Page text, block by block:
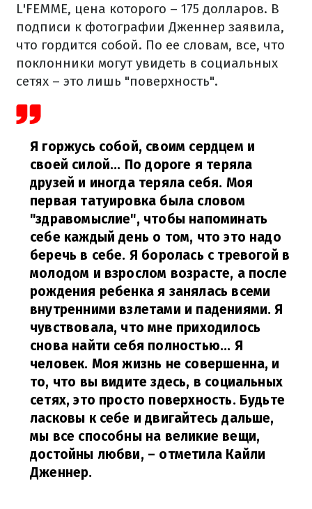
L'FEMME, цена которого – 175 долларов. В
подписи к фотографии Дженнер заявила,
что гордится собой. По ее словам, все, что
поклонники могут увидеть в социальных
сетях – это лишь "поверхность".
Я горжусь собой, своим сердцем и
своей силой... По дороге я теряла
друзей и иногда теряла себя. Моя
первая татуировка была словом
"здравомыслие", чтобы напоминать
себе каждый день о том, что это надо
беречь в себе. Я боролась с тревогой в
молодом и взрослом возрасте, а после
рождения ребенка я занялась всеми
внутренними взлетами и падениями. Я
чувствовала, что мне приходилось
снова найти себя полностью... Я
человек. Моя жизнь не совершенна, и
то, что вы видите здесь, в социальных
сетях, это просто поверхность. Будьте
ласковы к себе и двигайтесь дальше,
мы все способны на великие вещи,
достойны любви, – отметила Кайли
Дженнер.